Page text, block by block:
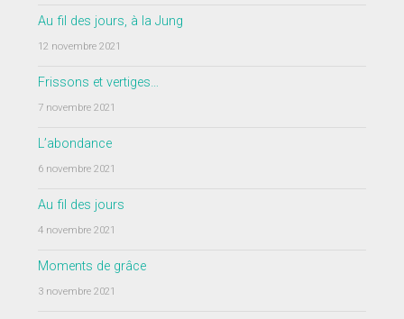
Au fil des jours, à la Jung
12 novembre 2021
Frissons et vertiges…
7 novembre 2021
L’abondance
6 novembre 2021
Au fil des jours
4 novembre 2021
Moments de grâce
3 novembre 2021